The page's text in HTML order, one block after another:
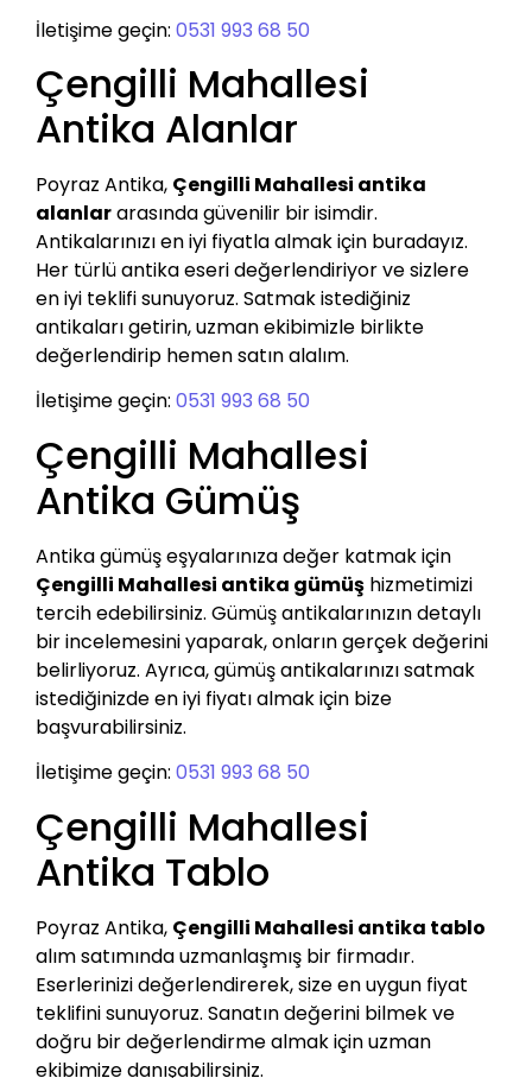
İletişime geçin: 0531 993 68 50
Çengilli Mahallesi
Antika Alanlar
Poyraz Antika, Çengilli Mahallesi antika
alanlararasında güvenilir bir isimdir.
Antikalarınızı en iyi fiyatla almak için buradayız.
Her türlü antika eseri değerlendiriyor ve sizlere
en iyi teklifi sunuyoruz. Satmak istediğiniz
antikaları getirin, uzman ekibimizle birlikte
değerlendirip hemen satın alalım.
İletişime geçin: 0531 993 68 50
Çengilli Mahallesi
Antika Gümüş
Antika gümüş eşyalarınıza değer katmak için
Çengilli Mahallesi antika gümüş hizmetimizi
tercih edebilirsiniz. Gümüş antikalarınızın detaylı
bir incelemesini yaparak, onların gerçek değerini
belirliyoruz. Ayrıca, gümüş antikalarınızı satmak
istediğinizde en iyi fiyatı almak için bize
başvurabilirsiniz.
İletişime geçin: 0531 993 68 50
Çengilli Mahallesi
Antika Tablo
Poyraz Antika, Çengilli Mahallesi antika tablo
alım satımında uzmanlaşmış bir firmadır.
Eserlerinizi değerlendirerek, size en uygun fiyat
teklifini sunuyoruz. Sanatın değerini bilmek ve
doğru bir değerlendirme almak için uzman
ekibimize danışabilirsiniz.